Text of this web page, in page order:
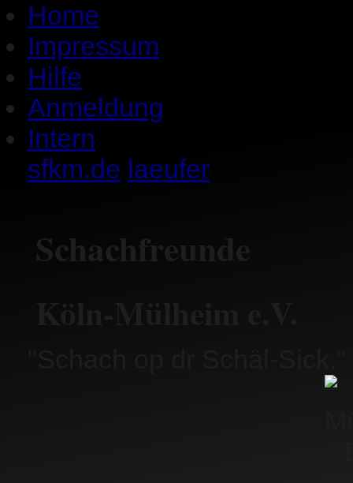
Home
Impressum
Hilfe
Anmeldung
Intern
sfkm.de laeufer
Schachfreunde